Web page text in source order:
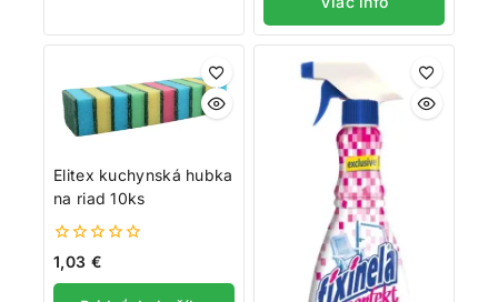
Elitex kuchynská hubka
na riad 10ks
0
5
1,03 €